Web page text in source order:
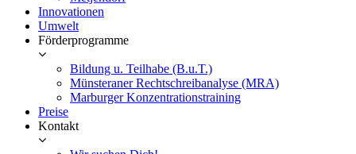
Innovationen
Umwelt
Förderprogramme
Bildung u. Teilhabe (B.u.T.)
Münsteraner Rechtschreibanalyse (MRA)
Marburger Konzentrationstraining
Preise
Kontakt